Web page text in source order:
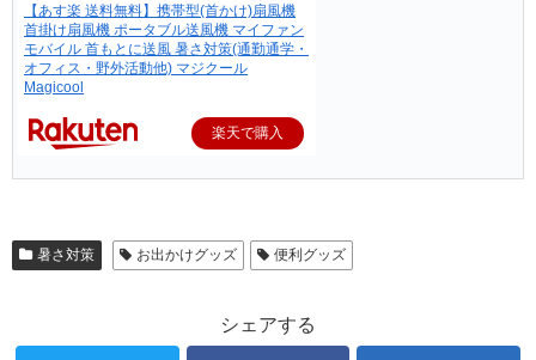
【あす楽 送料無料】携帯型(首かけ)扇風機
首掛け扇風機 ポータブル送風機 マイファン
モバイル 首もとに送風 暑さ対策(通勤通学・
オフィス・野外活動他) マジクール
Magicool
楽天で購入
暑さ対策 お出かけグッズ 便利グッズ
シェアする